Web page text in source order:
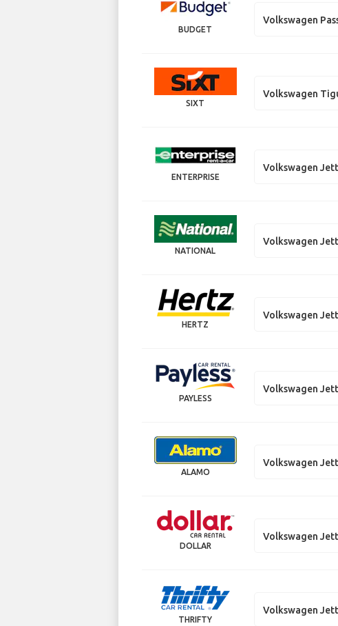
BUDGET
Volkswagen
SIXT
Volkswagen
ENTERPRISE
Volkswagen
NATIONAL
Volkswagen
HERTZ
Volkswagen
PAYLESS
Volkswagen
ALAMO
Volkswagen
DOLLAR
Volkswagen
THRIFTY
Volkswagen